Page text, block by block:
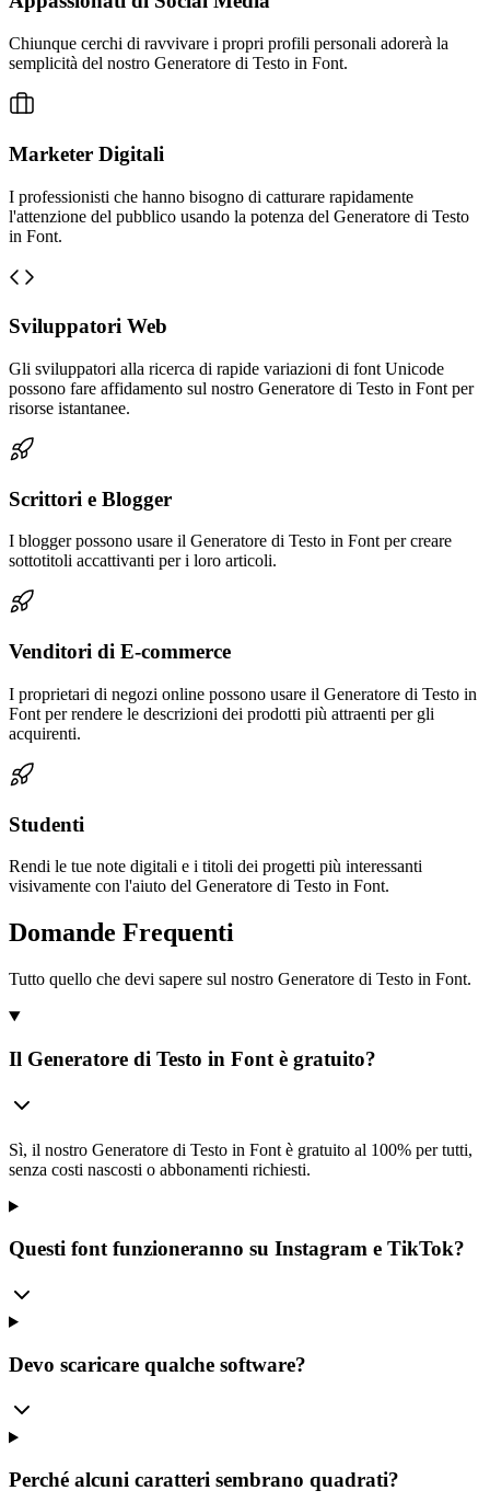
Chiunque cerchi di ravvivare i propri profili personali adorerà la
semplicità del nostro Generatore di Testo in Font.
Marketer Digitali
I professionisti che hanno bisogno di catturare rapidamente
l'attenzione del pubblico usando la potenza del Generatore di Testo
in Font.
Sviluppatori Web
Gli sviluppatori alla ricerca di rapide variazioni di font Unicode
possono fare affidamento sul nostro Generatore di Testo in Font per
risorse istantanee.
Scrittori e Blogger
I blogger possono usare il Generatore di Testo in Font per creare
sottotitoli accattivanti per i loro articoli.
Venditori di E-commerce
I proprietari di negozi online possono usare il Generatore di Testo in
Font per rendere le descrizioni dei prodotti più attraenti per gli
acquirenti.
Studenti
Rendi le tue note digitali e i titoli dei progetti più interessanti
visivamente con l'aiuto del Generatore di Testo in Font.
Domande Frequenti
Tutto quello che devi sapere sul nostro Generatore di Testo in Font.
Il Generatore di Testo in Font è gratuito?
Sì, il nostro Generatore di Testo in Font è gratuito al 100% per tutti,
senza costi nascosti o abbonamenti richiesti.
Questi font funzioneranno su Instagram e TikTok?
Devo scaricare qualche software?
Perché alcuni caratteri sembrano quadrati?